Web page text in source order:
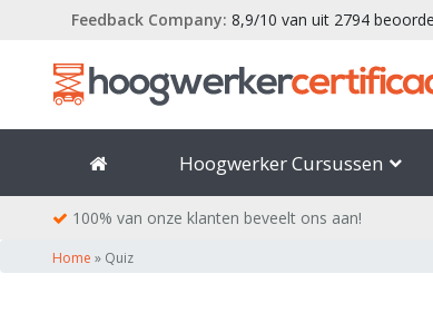
content
Feedback Company: 8,9/10 van uit 2794
Hoogwerker Cursussen
100% van onze klanten beveelt ons aan!
Home » Quiz